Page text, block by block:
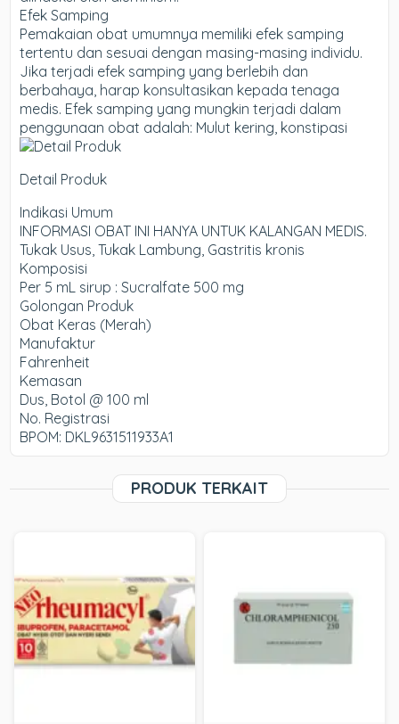
Efek Samping
Pemakaian obat umumnya memiliki efek samping
tertentu dan sesuai dengan masing-masing individu.
Jika terjadi efek samping yang berlebih dan
berbahaya, harap konsultasikan kepada tenaga
medis. Efek samping yang mungkin terjadi dalam
penggunaan obat adalah: Mulut kering, konstipasi
Detail Produk
Indikasi Umum
INFORMASI OBAT INI HANYA UNTUK KALANGAN MEDIS.
Tukak Usus, Tukak Lambung, Gastritis kronis
Komposisi
Per 5 mL sirup : Sucralfate 500 mg
Golongan Produk
Obat Keras (Merah)
Manufaktur
Fahrenheit
Kemasan
Dus, Botol @ 100 ml
No. Registrasi
BPOM: DKL9631511933A1
PRODUK TERKAIT